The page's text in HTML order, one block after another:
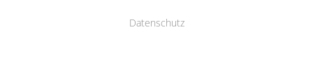
Datenschutz